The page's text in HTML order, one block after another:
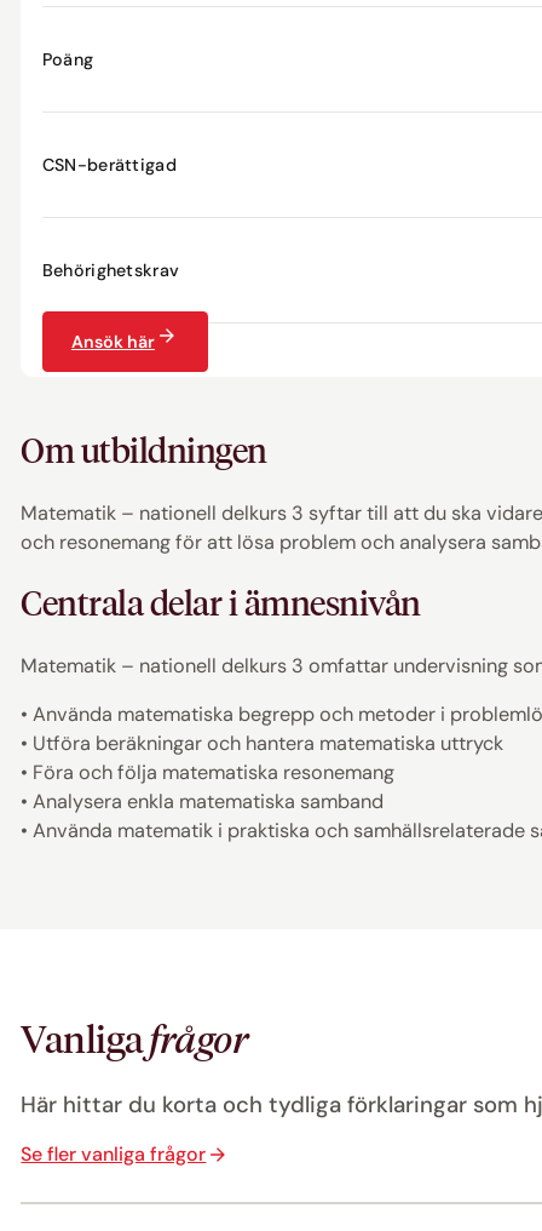
Om utbildningen
Matematik – nationell delkurs 3 syftar till att du ska
och resonemang för att lösa problem och analysera
Centrala delar i ämnesnivån
Matematik – nationell delkurs 3 omfattar undervisning
• Använda matematiska begrepp och metoder i
• Utföra beräkningar och hantera matematiska uttryck
• Föra och följa matematiska resonemang
• Analysera enkla matematiska samband
• Använda matematik i praktiska och samhällsrelaterade
Poäng
CSN-berättigad
Behörighetskrav
Ansök här
Vanligafrågor
Här hittar du korta och tydliga förklaringar som
Se fler vanliga frågor